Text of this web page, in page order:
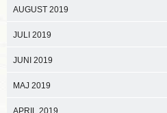
AUGUST 2019
JULI 2019
JUNI 2019
MAJ 2019